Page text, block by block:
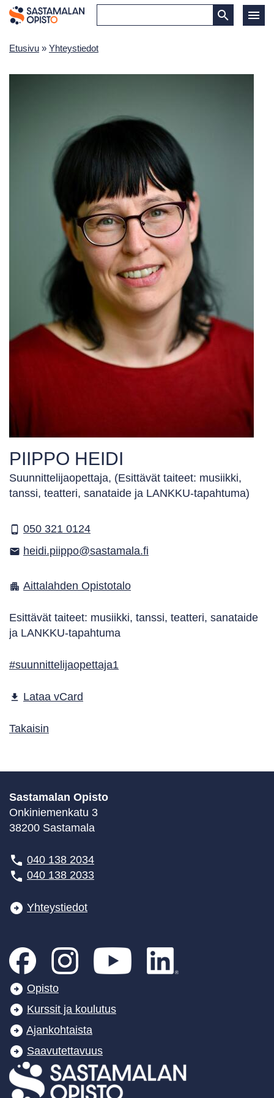
Etusivu » Yhteystiedot
PIIPPO HEIDI
Suunnittelijaopettaja, (Esittävät taiteet: musiikki,
tanssi, teatteri, sanataide ja LANKKU-tapahtuma)
phone_android 050 321 0124
email heidi.piippo@sastamala.fi
apartment Aittalahden Opistotalo
Esittävät taiteet: musiikki, tanssi, teatteri, sanataide
ja LANKKU-tapahtuma
#suunnittelijaopettaja1
file_download Lataa vCard
Takaisin
Sastamalan Opisto
Onkiniemenkatu 3
38200 Sastamala
040 138 2034
040 138 2033
Yhteystiedot
Opisto
Kurssit ja koulutus
Ajankohtaista
Saavutettavuus